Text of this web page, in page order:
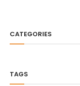
CATEGORIES
TAGS